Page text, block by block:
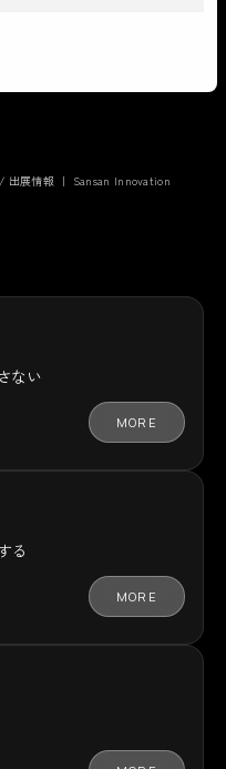
/ 出展情報 ｜ Sansan Innovation
ない
MORE
る
MORE